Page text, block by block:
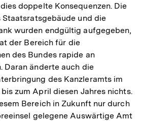
doppelte Konsequenzen. Die
und die
wurden endgültig aufgegeben,
der Bereich für die
des Bundes rapide an
Daran änderte auch die
des Kanzleramts im
zum April diesen Jahres nichts.
Bereich in Zukunft nur durch
gelegene Auswärtige Amt